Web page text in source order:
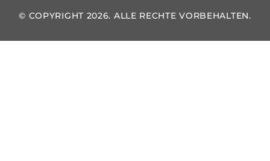
© COPYRIGHT 2026. ALLE RECHTE VORBEHALTEN.